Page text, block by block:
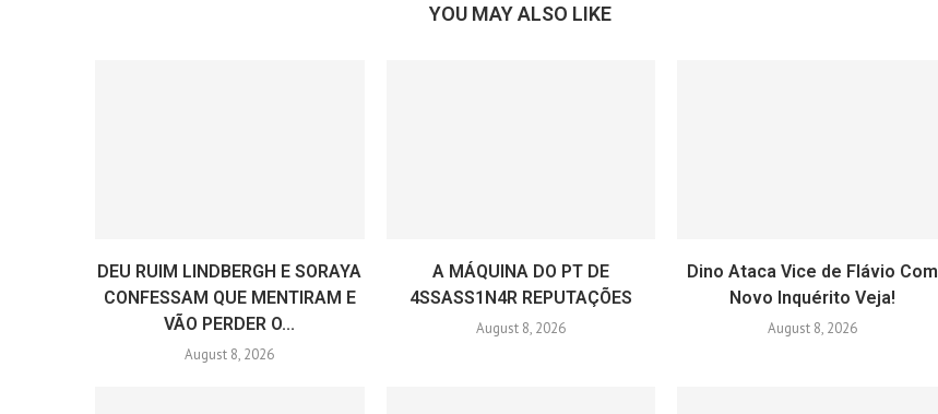
YOU MAY ALSO LIKE
DEU RUIM LINDBERGH E SORAYA
CONFESSAM QUE MENTIRAM E
VÃO PERDER O...
August 8, 2026
A MÁQUINA DO PT DE
4SSASS1N4R REPUTAÇÕES
August 8, 2026
Dino Ataca Vice de Flávio Com
Novo Inquérito Veja!
August 8, 2026